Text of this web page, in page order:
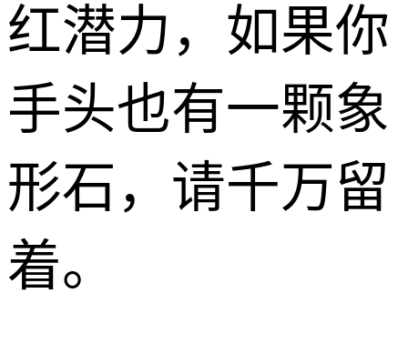
红潜力，如果你
手头也有一颗象
形石，请千万留
着。